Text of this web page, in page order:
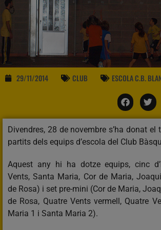
29/11/2014 CLUB ESCOLA C.B.
Divendres, 28 de novembre s’ha donat el
partits dels equips d’escola del Club
Aquest any hi ha dotze equips, cinc
Vents, Santa Maria, Cor de Maria,
de Rosa) i set pre-mini (Cor de Maria,
de Rosa, Quatre Vents vermell, Quatre
Maria 1 i Santa Maria 2).